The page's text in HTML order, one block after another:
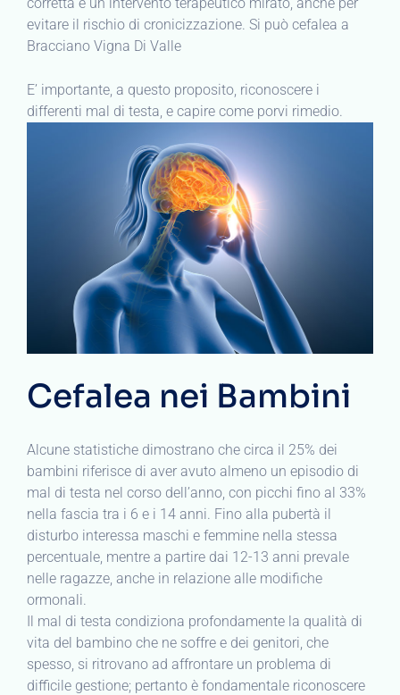
evitare il rischio di cronicizzazione. Si può cefalea a
Bracciano Vigna Di Valle
E’ importante, a questo proposito, riconoscere i
differenti mal di testa, e capire come porvi rimedio.
Cefalea nei Bambini
Alcune statistiche dimostrano che circa il 25% dei
bambini riferisce di aver avuto almeno un episodio di
mal di testa nel corso dell’anno, con picchi fino al 33%
nella fascia tra i 6 e i 14 anni. Fino alla pubertà il
disturbo interessa maschi e femmine nella stessa
percentuale, mentre a partire dai 12-13 anni prevale
nelle ragazze, anche in relazione alle modifiche
ormonali.
Il mal di testa condiziona profondamente la qualità di
vita del bambino che ne soffre e dei genitori, che
spesso, si ritrovano ad affrontare un problema di
difficile gestione; pertanto è fondamentale riconoscere